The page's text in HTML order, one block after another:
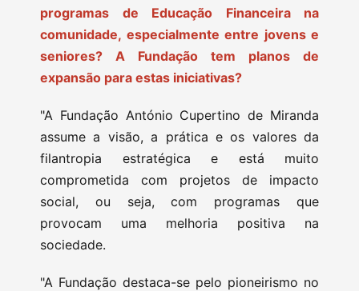
programas de Educação Financeira na
comunidade, especialmente entre jovens e
seniores? A Fundação tem planos de
expansão para estas iniciativas?
"A Fundação António Cupertino de Miranda
assume a visão, a prática e os valores da
filantropia estratégica e está muito
comprometida com projetos de impacto
social, ou seja, com programas que
provocam uma melhoria positiva na
sociedade.
"A Fundação destaca-se pelo pioneirismo no